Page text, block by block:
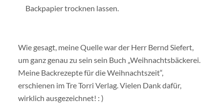
Backpapier trocknen lassen.
Wie gesagt, meine Quelle war der Herr Bernd Siefert,
um ganz genau zu sein sein Buch „Weihnachtsbäckerei.
Meine Backrezepte für die Weihnachtszeit“,
erschienen im Tre Torri Verlag. Vielen Dank dafür,
wirklich ausgezeichnet! : )